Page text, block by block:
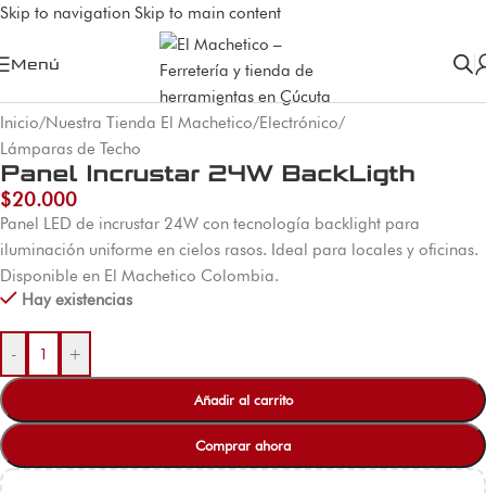
Skip to navigation Skip to main content
Menú
Inicio/Nuestra Tienda El Machetico/Electrónico/
Lámparas de Techo
Panel Incrustar 24W BackLigth
$20.000
Panel LED de incrustar 24W con tecnología backlight para
iluminación uniforme en cielos rasos. Ideal para locales y oficinas.
Disponible en El Machetico Colombia.
Hay existencias
- +
Añadir al carrito
Comprar ahora